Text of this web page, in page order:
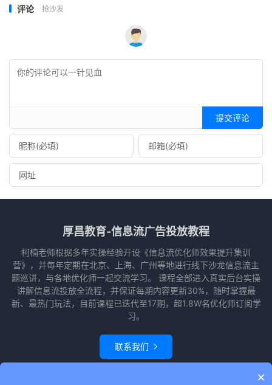
评论 抢沙发
提交评论
厚昌教育-信息流广告投放教程
柯楠老师根据多年实操经验开设《信息流优化师效果提升集训
营》，并每年定期在北京、上海、广州等地进行线下沙龙信息流主
题巡讲，与各地优化师一起交流学习。 课程全部进入真实后台实操
讲解信息流投放全流程，并保证每期内容更新30%，随时掌握最
新、最热门玩法，目前课程已迭代至17期，超1.8W名优化师订阅学
习。
联系我们 
×